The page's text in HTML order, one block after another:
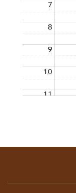
7
8
9
10
11
15